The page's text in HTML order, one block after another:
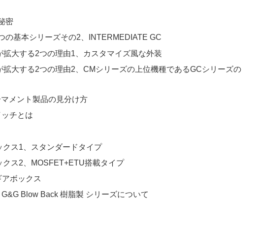
密
の基本シリーズその2、INTERMEDIATE GC
大する2つの理由1、カスタマイズ風な外装
大する2つの理由2、CMシリーズの上位機種であるGCシリーズの
メント製品の見分け方
チとは
ス1、スタンダードタイプ
ス2、MOSFET+ETU搭載タイプ
ボックス
Blow Back 樹脂製 シリーズについて